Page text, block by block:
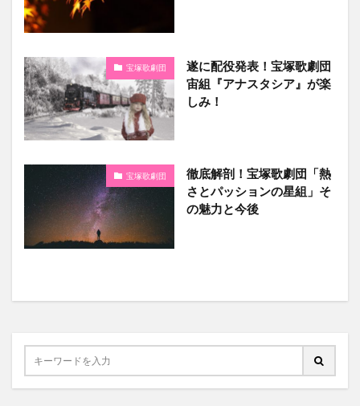
宝塚歌劇団
遂に配役発表！宝塚歌劇団
宙組『アナスタシア』が楽
しみ！
宝塚歌劇団
徹底解剖！宝塚歌劇団「熱
さとパッションの星組」そ
の魅力と今後